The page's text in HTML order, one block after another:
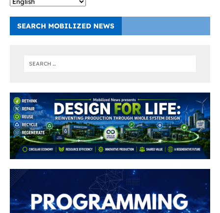
SEARCH MOBILIZED NEWS